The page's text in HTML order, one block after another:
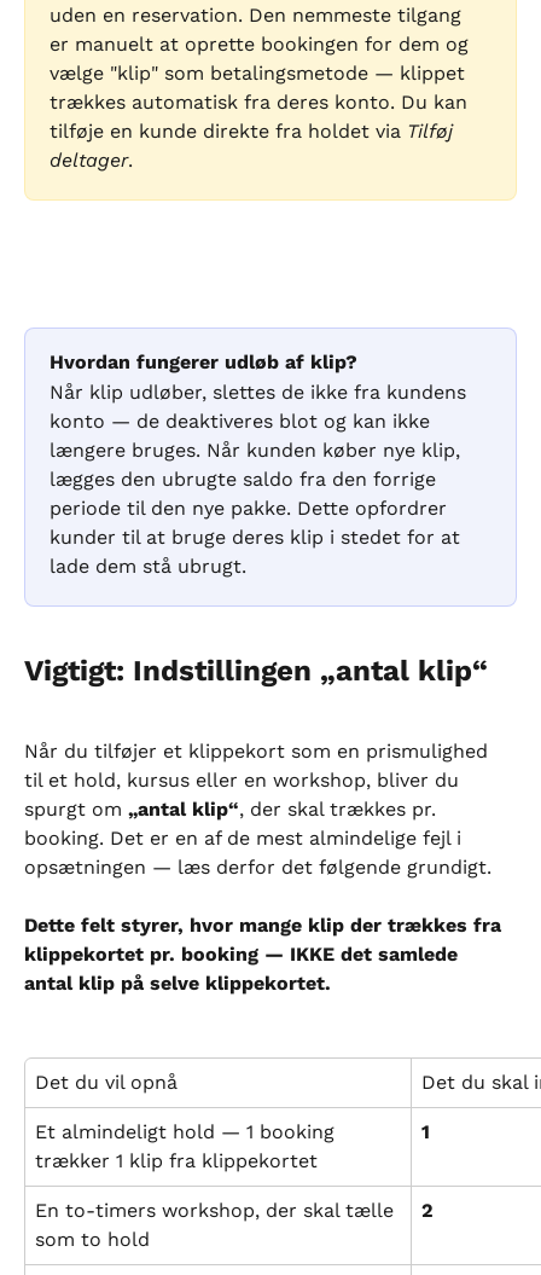
uden en reservation. Den nemmeste tilgang
er manuelt at oprette bookingen for dem og
vælge "klip" som betalingsmetode — klippet
trækkes automatisk fra deres konto. Du kan
tilføje en kunde direkte fra holdet via Tilføj
deltager.
Hvordan fungerer udløb af klip?
Når klip udløber, slettes de ikke fra kundens
konto — de deaktiveres blot og kan ikke
længere bruges. Når kunden køber nye klip,
lægges den ubrugte saldo fra den forrige
periode til den nye pakke. Dette opfordrer
kunder til at bruge deres klip i stedet for at
lade dem stå ubrugt.
Vigtigt: Indstillingen „antal klip“
Når du tilføjer et klippekort som en prismulighed
til et hold, kursus eller en workshop, bliver du
spurgt om „antal klip“, der skal trækkes pr.
booking. Det er en af de mest almindelige fejl i
opsætningen — læs derfor det følgende grundigt.
Dette felt styrer, hvor mange klip der trækkes fra
klippekortet pr. booking — IKKE det samlede
antal klip på selve klippekortet.
Det du vil opnå Det du skal
Et almindeligt hold — 1 booking
trækker 1 klip fra klippekortet
1
En to-timers workshop, der skal tælle
som to hold
2